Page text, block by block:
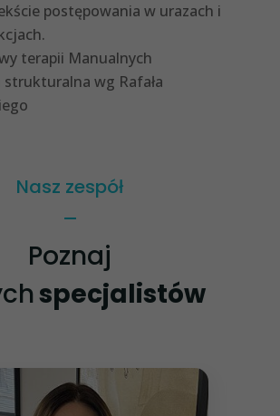
postępowania w urazach i
terapii Manualnych
strukturalna wg Rafała
Nasz zespół
Poznaj
specjalistów